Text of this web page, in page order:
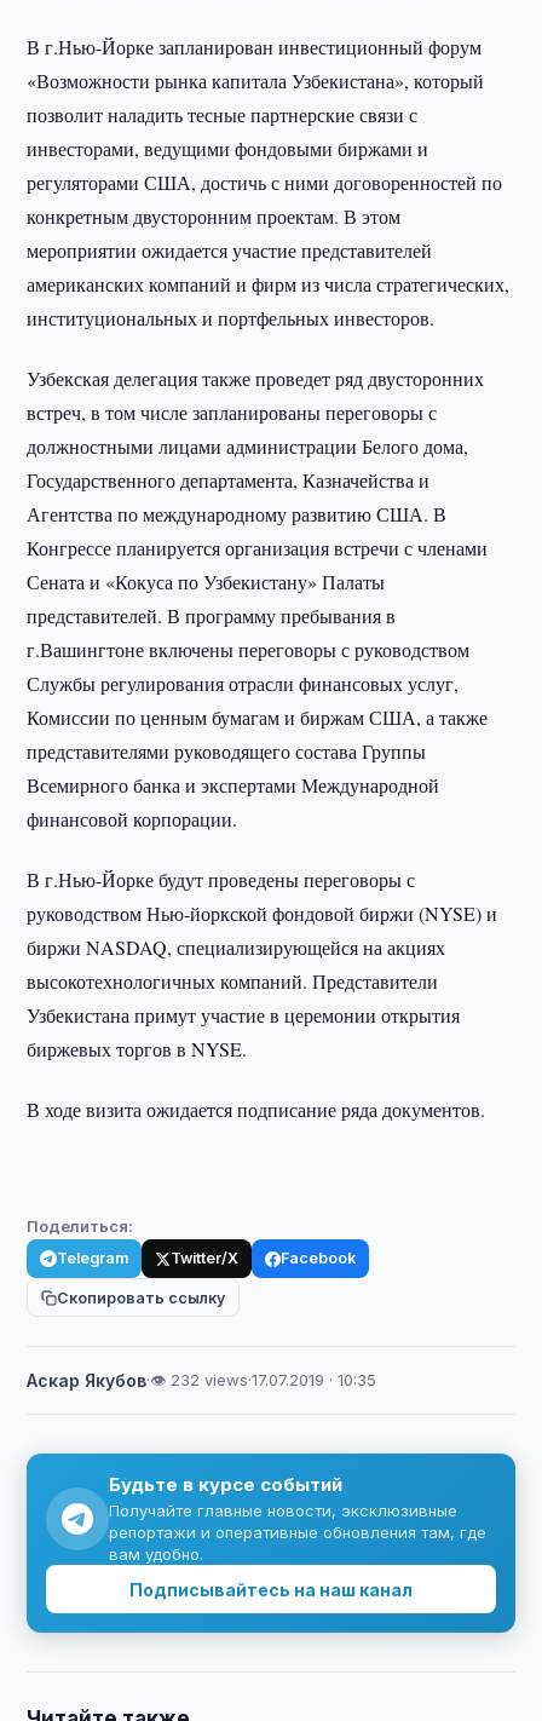
В г.Нью-Йорке запланирован инвестиционный форум
«Возможности рынка капитала Узбекистана», который
позволит наладить тесные партнерские связи с
инвесторами, ведущими фондовыми биржами и
регуляторами США, достичь с ними договоренностей по
конкретным двусторонним проектам. В этом
мероприятии ожидается участие представителей
американских компаний и фирм из числа стратегических,
институциональных и портфельных инвесторов.
Узбекская делегация также проведет ряд двусторонних
встреч, в том числе запланированы переговоры с
должностными лицами администрации Белого дома,
Государственного департамента, Казначейства и
Агентства по международному развитию США. В
Конгрессе планируется организация встречи с членами
Сената и «Кокуса по Узбекистану» Палаты
представителей. В программу пребывания в
г.Вашингтоне включены переговоры с руководством
Службы регулирования отрасли финансовых услуг,
Комиссии по ценным бумагам и биржам США, а также
представителями руководящего состава Группы
Всемирного банка и экспертами Международной
финансовой корпорации.
В г.Нью-Йорке будут проведены переговоры с
руководством Нью-йоркской фондовой биржи (NYSE) и
биржи NASDAQ, специализирующейся на акциях
высокотехнологичных компаний. Представители
Узбекистана примут участие в церемонии открытия
биржевых торгов в NYSE.
В ходе визита ожидается подписание ряда документов.
Поделиться:
Telegram Twitter/X Facebook
Скопировать ссылку
Аскар Якубов·👁 232 views·17.07.2019 · 10:35
Будьте в курсе событий
Получайте главные новости, эксклюзивные
репортажи и оперативные обновления там, где
вам удобно.
Подписывайтесь на наш канал